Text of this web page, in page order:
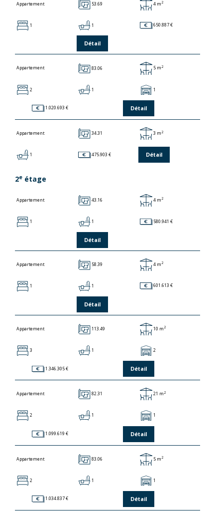
Appartement 53.69 4 m2
1 1 650.887 €
Détail
Appartement 83.06 5 m2
2 1 1
1.020.693 € Détail
Appartement 34.31 3 m 2
1 475.903 € Détail
2e étage
Appartement 43.16 4 m2
1 1 580.941 €
Détail
Appartement 58.39 4 m2
1 1 601.613 €
Détail
Appartement 113.49 10 m2
3 1 2
1.346.305 € Détail
Appartement 82.31 21 m 2
2 1 1
1.099.619 € Détail
Appartement 83.06 5 m2
2 1 1
1.034.837 € Détail